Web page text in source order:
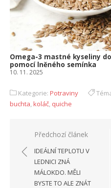
Omega-3 mastné kyseliny
pomocí lněného semínka
10. 11. 2025
Kategorie: Potraviny
buchta,koláč, quiche
Navigace
pro
příspěvek
Předchozí článek
IDEÁLNÍ TEPLOTU V
LEDNICI ZNÁ
MÁLOKDO. MĚLI
BYSTE TO ALE ZNÁT